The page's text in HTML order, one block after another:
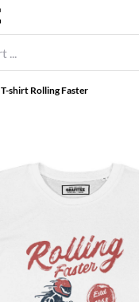
T-shirt Rolling Faster